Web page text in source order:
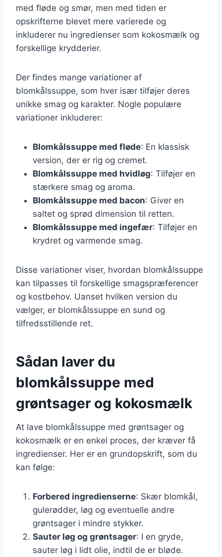
med fløde og smør, men med tiden er
opskrifterne blevet mere varierede og
inkluderer nu ingredienser som kokosmælk og
forskellige krydderier.
Der findes mange variationer af
blomkålssuppe, som hver især tilføjer deres
unikke smag og karakter. Nogle populære
variationer inkluderer:
Blomkålssuppe med fløde: En klassisk
version, der er rig og cremet.
Blomkålssuppe med hvidløg: Tilføjer en
stærkere smag og aroma.
Blomkålssuppe med bacon: Giver en
saltet og sprød dimension til retten.
Blomkålssuppe med ingefær: Tilføjer en
krydret og varmende smag.
Disse variationer viser, hvordan blomkålssuppe
kan tilpasses til forskellige smagspræferencer
og kostbehov. Uanset hvilken version du
vælger, er blomkålssuppe en sund og
tilfredsstillende ret.
Sådan laver du
blomkålssuppe med
grøntsager og kokosmælk
At lave blomkålssuppe med grøntsager og
kokosmælk er en enkel proces, der kræver få
ingredienser. Her er en grundopskrift, som du
kan følge:
Forbered ingredienserne: Skær blomkål,
gulerødder, løg og eventuelle andre
grøntsager i mindre stykker.
Sauter løg og grøntsager: I en gryde,
sauter løg i lidt olie, indtil de er bløde.